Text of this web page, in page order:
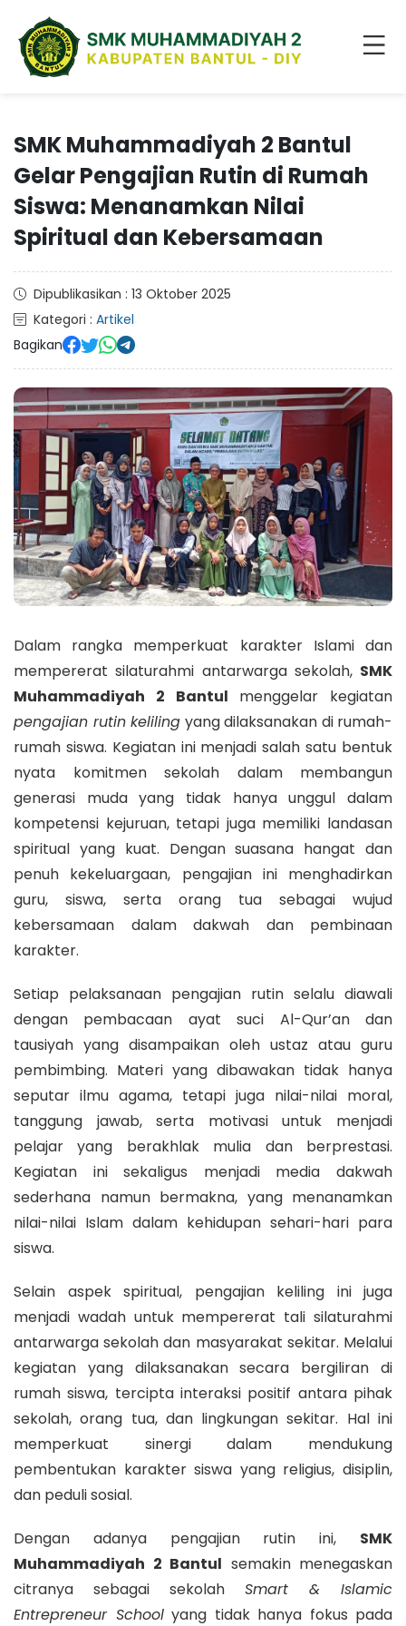
SMK Muhammadiyah 2 Bantul
Gelar Pengajian Rutin di Rumah
Siswa: Menanamkan Nilai
Spiritual dan Kebersamaan
Dipublikasikan : 13 Oktober 2025
Kategori : Artikel
Bagikan
Dalam rangka memperkuat karakter Islami dan
mempererat silaturahmi antarwarga sekolah, SMK
Muhammadiyah 2 Bantul menggelar kegiatan
pengajian rutin keliling yang dilaksanakan di rumah-
rumah siswa. Kegiatan ini menjadi salah satu bentuk
nyata komitmen sekolah dalam membangun
generasi muda yang tidak hanya unggul dalam
kompetensi kejuruan, tetapi juga memiliki landasan
spiritual yang kuat. Dengan suasana hangat dan
penuh kekeluargaan, pengajian ini menghadirkan
guru, siswa, serta orang tua sebagai wujud
kebersamaan dalam dakwah dan pembinaan
karakter.
Setiap pelaksanaan pengajian rutin selalu diawali
dengan pembacaan ayat suci Al-Qur’an dan
tausiyah yang disampaikan oleh ustaz atau guru
pembimbing. Materi yang dibawakan tidak hanya
seputar ilmu agama, tetapi juga nilai-nilai moral,
tanggung jawab, serta motivasi untuk menjadi
pelajar yang berakhlak mulia dan berprestasi.
Kegiatan ini sekaligus menjadi media dakwah
sederhana namun bermakna, yang menanamkan
nilai-nilai Islam dalam kehidupan sehari-hari para
siswa.
Selain aspek spiritual, pengajian keliling ini juga
menjadi wadah untuk mempererat tali silaturahmi
antarwarga sekolah dan masyarakat sekitar. Melalui
kegiatan yang dilaksanakan secara bergiliran di
rumah siswa, tercipta interaksi positif antara pihak
sekolah, orang tua, dan lingkungan sekitar. Hal ini
memperkuat sinergi dalam mendukung
pembentukan karakter siswa yang religius, disiplin,
dan peduli sosial.
Dengan adanya pengajian rutin ini, SMK
Muhammadiyah 2 Bantul semakin menegaskan
citranya sebagai sekolah Smart & Islamic
Entrepreneur Schoolyang tidak hanya fokus pada